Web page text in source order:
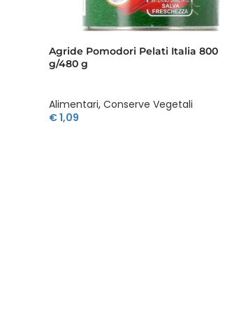
Agride Pomodori Pelati Italia 800
g/480 g
Alimentari, Conserve Vegetali
€1,09